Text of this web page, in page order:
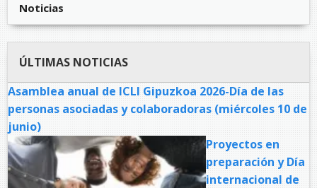
Noticias
ÚLTIMAS NOTICIAS
Asamblea anual de ICLI Gipuzkoa 2026-Día de las
personas asociadas y colaboradoras (miércoles 10 de
junio)
Proyectos en
preparación y Día
internacional de